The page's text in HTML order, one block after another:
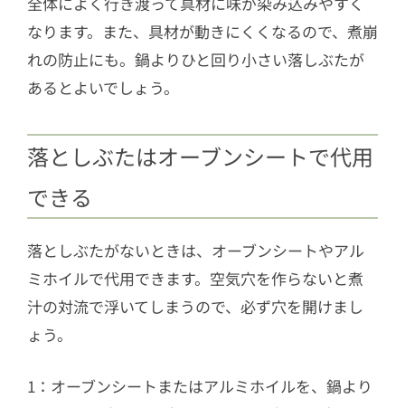
なります。また、具材が動きにくくなるので、煮崩
れの防止にも。鍋よりひと回り小さい落しぶたが
あるとよいでしょう。
落としぶたはオーブンシートで代用
できる
落としぶたがないときは、オーブンシートやアル
ミホイルで代用できます。空気穴を作らないと煮
汁の対流で浮いてしまうので、必ず穴を開けまし
ょう。
1：オーブンシートまたはアルミホイルを、鍋より